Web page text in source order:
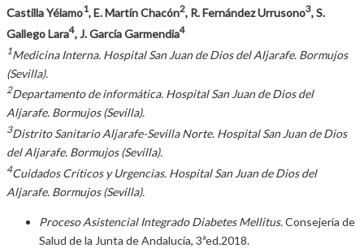
Castilla Yélamo1, E. Martín Chacón2, R. Fernández Urrusono3, S.
Gallego Lara4, J. García Garmendia4
1Medicina Interna. Hospital San Juan de Dios del Aljarafe. Bormujos
(Sevilla).
2Departamento de informática. Hospital San Juan de Dios del
Aljarafe. Bormujos (Sevilla).
3Distrito Sanitario Aljarafe-Sevilla Norte. Hospital San Juan de Dios
del Aljarafe. Bormujos (Sevilla).
4Cuidados Críticos y Urgencias. Hospital San Juan de Dios del
Aljarafe. Bormujos (Sevilla).
Proceso Asistencial Integrado Diabetes Mellitus.Consejería de
Salud de la Junta de Andalucía, 3ªed.2018.